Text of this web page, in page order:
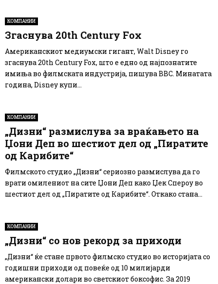
КОМПАНИИ
Згаснува 20th Century Fox
Американскиот медиумски гигант, Walt Disney го
згаснува 20th Century Fox, што е едно од најпознатите
имиња во филмската индустрија, пишува ВВС. Минатата
година, Disney купи...
КОМПАНИИ
„Дизни“ размислува за враќањето на
Џони Деп во шестиот дел од „Пиратите
од Карибите“
Филмското студио „Дизни“ сериозно размислува да го
врати омилениот на сите Џони Деп како Џек Спероу во
шестиот дел од „Пиратите од Карибите“. Откако стана...
КОМПАНИИ
„Дизни“ со нов рекорд за приходи
„Дизни“ ќе стане првото филмско студио во историјата со
годишни приходи од повеќе од 10 милијарди
американски долари во светскиот боксофис. За 2019